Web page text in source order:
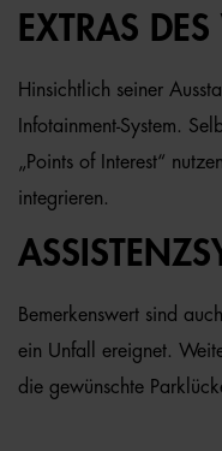
EXTRAS
Hinsichtlich seiner
Infotainment-System.
„Points of Interest“
integrieren.
Bemerkenswert sind
ein Unfall ereignet.
die gewünschte